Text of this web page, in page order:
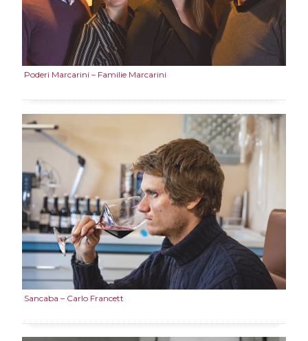
Poderi Marcarini – Familie Marcarini
Sancaba – Carlo Francett